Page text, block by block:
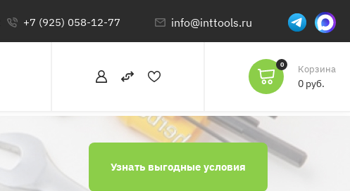
+7 (925) 058-12-77 info@inttools.ru
0 Корзина
0 руб.
Узнать выгодные условия